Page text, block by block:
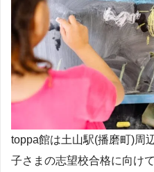
toppa館は土山駅(播磨町)周
子さまの志望校合格に向け